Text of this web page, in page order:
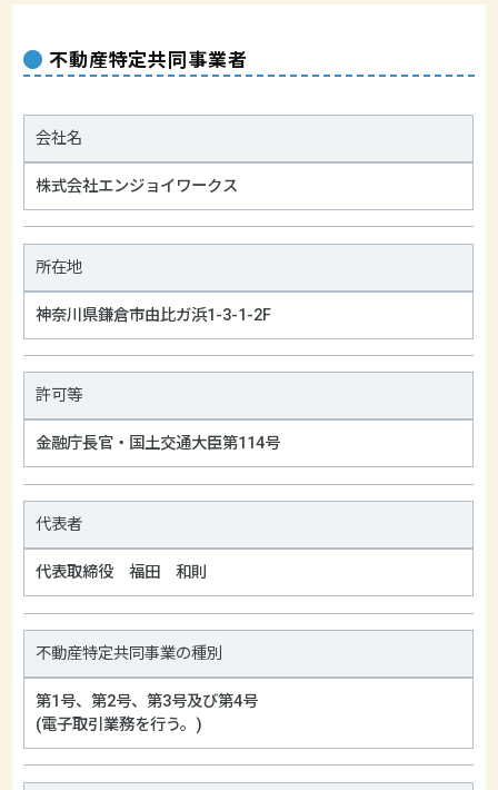
不動産特定共同事業者
会社名
株式会社エンジョイワークス
所在地
神奈川県鎌倉市由比ガ浜1-3-1-2F
許可等
金融庁長官・国土交通大臣第114号
代表者
代表取締役 福田 和則
不動産特定共同事業の種別
第1号、第2号、第3号及び第4号
(電子取引業務を行う。)